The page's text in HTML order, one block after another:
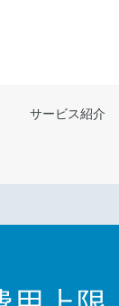
サービス紹介